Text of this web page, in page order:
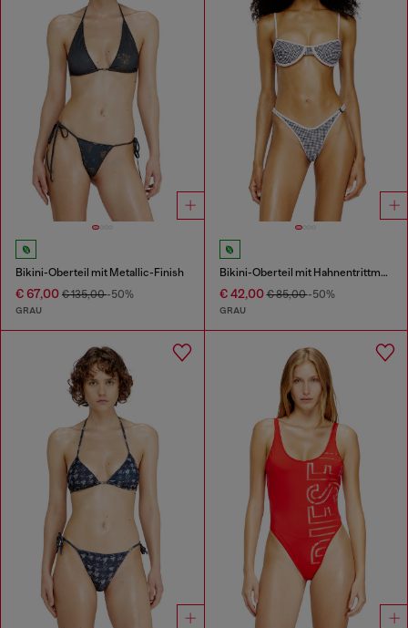
Bikini-Oberteil mit Metallic-Finish
€ 67,00 € 135,00-50%
GRAU
Bikini-Oberteil mit Hahnentrittmuster
€ 42,00€ 85,00-50%
GRAU